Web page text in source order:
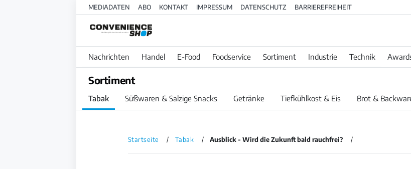
MEDIADATEN ABO KONTAKT IMPRESSUM DATENSCHUTZ BARRIEREFREIHEIT
Nachrichten Handel E-Food Foodservice Sortiment Industrie Technik
Sortiment
Tabak Süßwaren & Salzige Snacks Getränke Tiefkühlkost & Eis Brot &
Startseite Tabak Ausblick - Wird die Zukunft bald rauchfrei?